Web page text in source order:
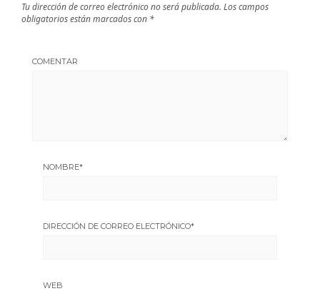
Tu dirección de correo electrónico no será publicada. Los campos
obligatorios están marcados con *
COMENTAR
NOMBRE*
DIRECCIÓN DE CORREO ELECTRÓNICO*
WEB